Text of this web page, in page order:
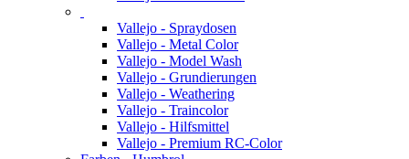
Vallejo - Spraydosen
Vallejo - Metal Color
Vallejo - Model Wash
Vallejo - Grundierungen
Vallejo - Weathering
Vallejo - Traincolor
Vallejo - Hilfsmittel
Vallejo - Premium RC-Color